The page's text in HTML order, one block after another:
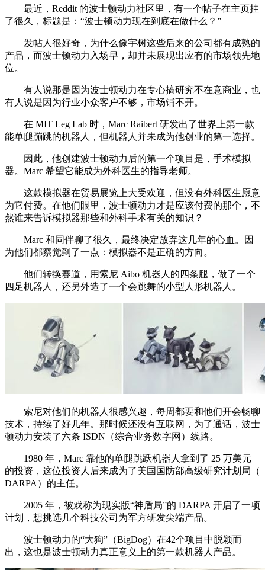
最近，Reddit 的波士顿动力社区里，有一个帖子在主页挂
了很久，标题是：“波士顿动力现在到底在做什么？”
发帖人很好奇，为什么像宇树这些后来的公司都有成熟的
产品，而波士顿动力入场早，却并未展现出应有的市场领先地
位。
有人说那是因为波士顿动力在专心搞研究不在意商业，也
有人说是因为行业小众客户不够，市场铺不开。
在 MIT Leg Lab 时，Marc Raibert 研发出了世界上第一款
能单腿蹦跳的机器人，但机器人并未成为他创业的第一选择。
因此，他创建波士顿动力后的第一个项目是，手术模拟
器。Marc 希望它能成为外科医生的指导老师。
这款模拟器在贸易展览上大受欢迎，但没有外科医生愿意
为它付费。在他们眼里，波士顿动力才是应该付费的那个，不
然谁来告诉模拟器那些和外科手术有关的知识？
Marc 和同伴聊了很久，最终决定放弃这几年的心血。因
为他们都察觉到了一点：模拟器不是正确的方向。
他们转换赛道，用索尼 Aibo 机器人的四条腿，做了一个
四足机器人，还另外造了一个会跳舞的小型人形机器人。
索尼对他们的机器人很感兴趣，每周都要和他们开会畅聊
技术，持续了好几年。那时候还没有互联网，为了通话，波士
顿动力安装了六条 ISDN（综合业务数字网）线路。
1980 年，Marc 靠他的单腿跳跃机器人拿到了 25 万美元
的投资，这位投资人后来成为了美国国防部高级研究计划局（
DARPA）的主任。
2005 年，被戏称为现实版“神盾局”的 DARPA 开启了一项
计划，想挑选几个科技公司为军方研发尖端产品。
波士顿动力的“大狗”（BigDog）在42个项目中脱颖而
出，这也是波士顿动力真正意义上的第一款机器人产品。